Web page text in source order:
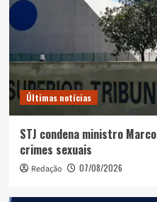
Últimas notícias
STJ condena ministro
crimes sexuais
Redação 07/08/2026